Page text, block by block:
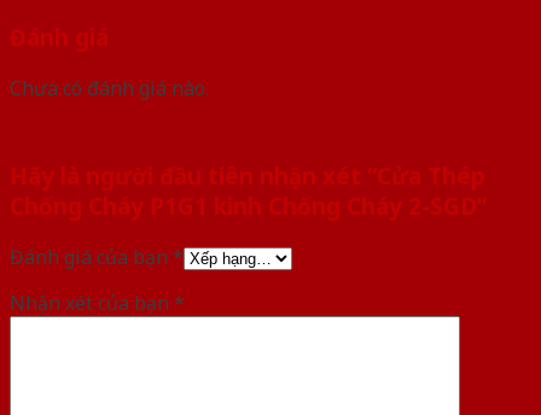
Đánh giá
Chưa có đánh giá nào.
Hãy là người đầu tiên nhận xét “Cửa Thép
Chống Cháy P1G1 kinh Chống Cháy 2-SGD”
Đánh giá của bạn *
Nhận xét của bạn *